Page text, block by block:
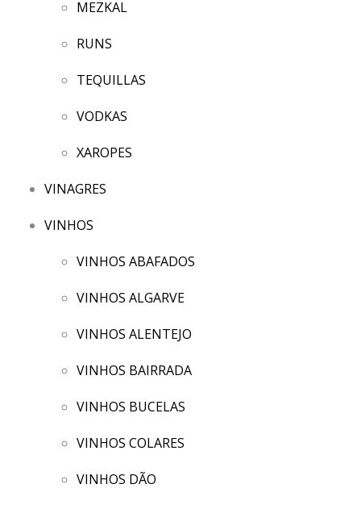
MEZKAL
RUNS
TEQUILLAS
VODKAS
XAROPES
VINAGRES
VINHOS
VINHOS ABAFADOS
VINHOS ALGARVE
VINHOS ALENTEJO
VINHOS BAIRRADA
VINHOS BUCELAS
VINHOS COLARES
VINHOS DÃO